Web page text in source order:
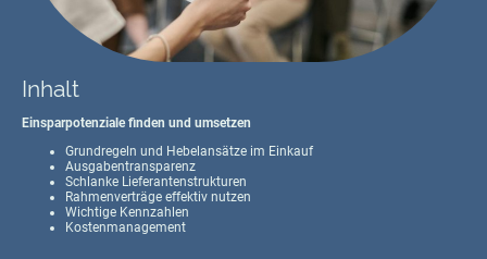
Inhalt
Einsparpotenziale finden und umsetzen
Grundregeln und Hebelansätze im Einkauf
Ausgabentransparenz
Schlanke Lieferantenstrukturen
Rahmenverträge effektiv nutzen
Wichtige Kennzahlen
Kostenmanagement